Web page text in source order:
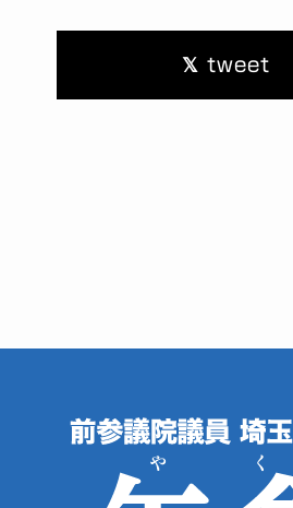
tweet